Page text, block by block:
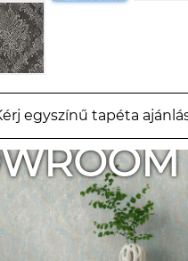
egyszínű tapéta